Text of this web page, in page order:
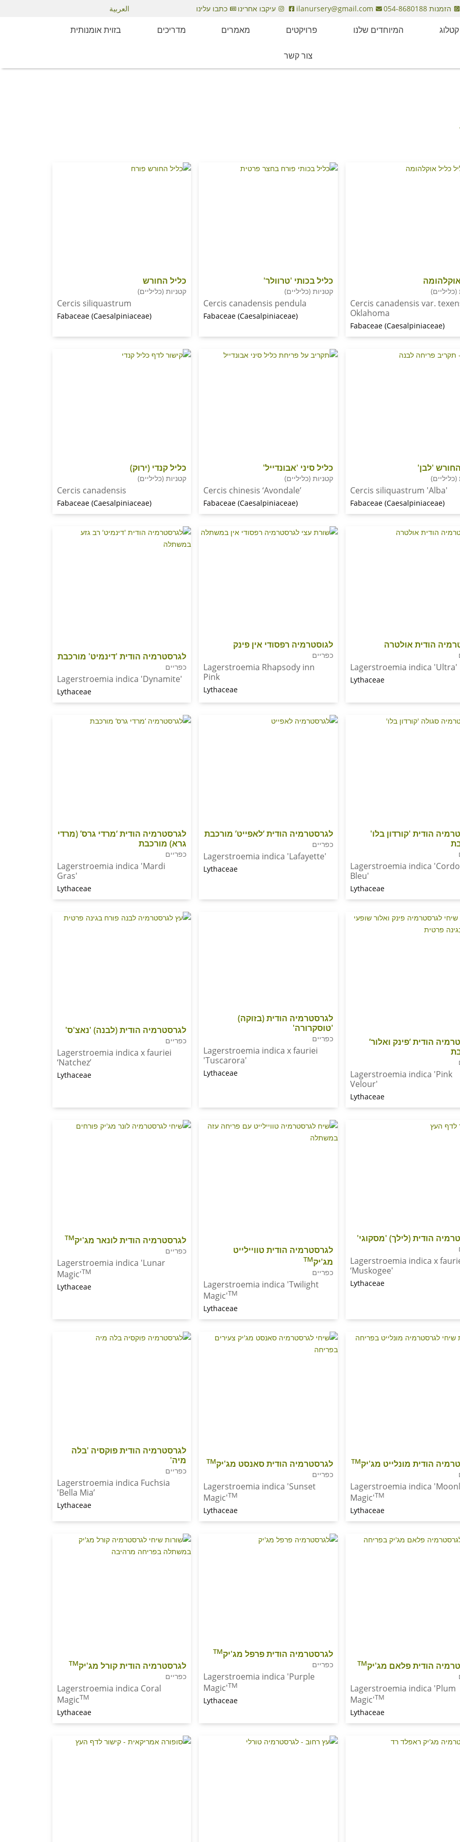
הזמנות 054-8680188 ilanursery@gmail.com עיקבו אחרינו כתבו עלינו العربية
קטלוג המיוחדים שלנו פרויקטים מאמרים מדריכים בזוית אומנותית
צור קשר
(כליליים)
Cercis canadensis var.
Oklahoma
Fabaceae (Caesalpiniaceae)
כליל בכותי 'טרוולר'
קטניות (כליליים)
Cercis canadensis pendula
Fabaceae (Caesalpiniaceae)
כליל החורש
קטניות (כליליים)
Cercis siliquastrum
Fabaceae (Caesalpiniaceae)
'לבן'
(כליליים)
Cercis siliquastrum 'Alba'
Fabaceae (Caesalpiniaceae)
כליל סיני 'אבונדייל'
קטניות (כליליים)
Cercis chinesis ‘Avondale’
Fabaceae (Caesalpiniaceae)
כליל קנדי (ירוק)
קטניות (כליליים)
Cercis canadensis
Fabaceae (Caesalpiniaceae)
הודית אולטרה
Lagerstroemia indica 'Ultra'
Lythaceae
לגוסטרמיה רפסודי אין פינק
כפריים
Lagerstroemia Rhapsody inn
Pink
Lythaceae
לגרסטרמיה הודית 'דינמיט' מורכבת
כפריים
Lagerstroemia indica 'Dynamite'
Lythaceae
הודית 'קורדון בלו'
Lagerstroemia indica
Bleu'
Lythaceae
לגרסטרמיה הודית ‘לאפייט’ מורכבת
כפריים
Lagerstroemia indica 'Lafayette'
Lythaceae
לגרסטרמיה הודית ‘מרדי גרס’ (מרדי
גרא) מורכבת
כפריים
Lagerstroemia indica 'Mardi
Gras'
Lythaceae
הודית ‘פינק ואלור’
Lagerstroemia indica 'Pink
Velour'
Lythaceae
לגרסטרמיה הודית (בזוקה)
'טוסקרורה'
כפריים
Lagerstroemia indica x fauriei
'Tuscarora'
Lythaceae
לגרסטרמיה הודית (לבנה) 'נאצ'ס'
כפריים
Lagerstroemia indica x fauriei
‘Natchez’
Lythaceae
הודית (לילך) 'מסקוגי'
Lagerstroemia indica x
‘Muskogee'
Lythaceae
לגרסטרמיה הודית טוויילייט
מג'יקTM
כפריים
Lagerstroemia indica 'Twilight
Magic'TM
Lythaceae
לגרסטרמיה הודית לונאר מג'יקTM
כפריים
Lagerstroemia indica 'Lunar
Magic'TM
Lythaceae
הודית מונלייט מג'יקTM
Lagerstroemia indica
Magic'TM
Lythaceae
לגרסטרמיה הודית סאנסט מג'יקTM
כפריים
Lagerstroemia indica 'Sunset
Magic'TM
Lythaceae
לגרסטרמיה הודית פוקסיה 'בלה
מיה'
כפריים
Lagerstroemia indica Fuchsia
'Bella Mia’
Lythaceae
הודית פלאם מג'יקTM
Lagerstroemia indica 'Plum
Magic'TM
Lythaceae
לגרסטרמיה הודית פרפל מג'יקTM
כפריים
Lagerstroemia indica 'Purple
Magic'TM
Lythaceae
לגרסטרמיה הודית קורל מג'יקTM
כפריים
Lagerstroemia indica Coral
MagicTM
Lythaceae